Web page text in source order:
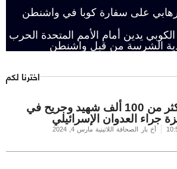
على سفارة كوبا في واشنطن
الكوبي يدين أمام الأمم المتحدة الحرب
الشرسة من قبل واشنطن
اخترنا لكم
أكثر من 100 ألف شهيد وجريح في
جراء العدوان الإسرائيلي
أخ بار الصحافة اللاتينية مارس 4, 2024